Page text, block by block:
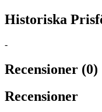
Historiska
-
Recensioner (0)
Recensioner